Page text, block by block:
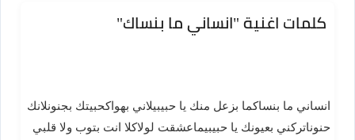
كلمات اغنية "انساني ما بنساك"
انساني ما بنساكما بزعل منك يا حبيبيلاني بهواكحبيتك بجنونلانك
حنوناتركني بعيونك يا حبيبيماعشقت لولاكلا انت بتوب ولا قلبي